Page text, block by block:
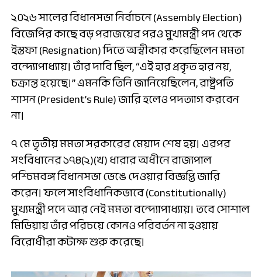
২০২৬ সালের বিধানসভা নির্বাচনে (Assembly Election)
বিজেপির কাছে বড় পরাজয়ের পরও মুখ্যমন্ত্রী পদ থেকে
ইস্তফা (Resignation) দিতে অস্বীকার করেছিলেন মমতা
বন্দ্যোপাধ্যায়। তাঁর দাবি ছিল, “এই হার প্রকৃত হার নয়,
চক্রান্ত হয়েছে।” এমনকি তিনি জানিয়েছিলেন, রাষ্ট্রপতি
শাসন (President’s Rule) জারি হলেও পদত্যাগ করবেন
না।
৭ মে তৃতীয় মমতা সরকারের মেয়াদ শেষ হয়। এরপর
সংবিধানের ১৭৪(২)(খ) ধারার অধীনে রাজ্যপাল
পশ্চিমবঙ্গ বিধানসভা ভেঙে দেওয়ার বিজ্ঞপ্তি জারি
করেন। ফলে সাংবিধানিকভাবে (Constitutionally)
মুখ্যমন্ত্রী পদে আর নেই মমতা বন্দ্যোপাধ্যায়। তবে সোশাল
মিডিয়ায় তাঁর পরিচয়ে কোনও পরিবর্তন না হওয়ায়
বিরোধীরা কটাক্ষ শুরু করেছে।